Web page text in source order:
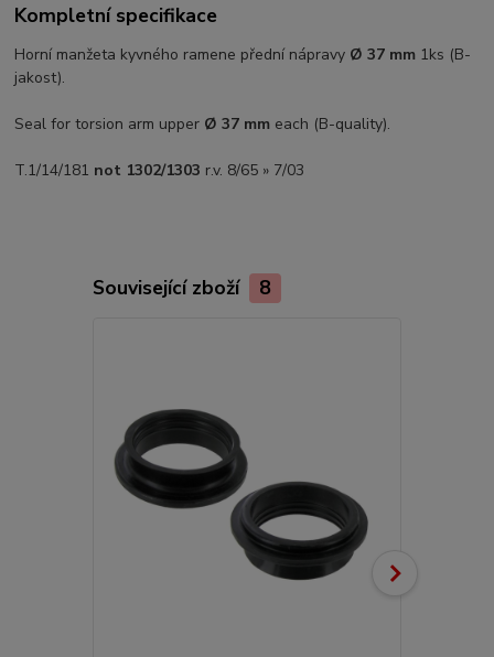
Kompletní specifikace
Horní manžeta kyvného ramene přední nápravy Ø 37 mm 1ks (B-
jakost).
Seal for torsion arm upper Ø 37 mm each (B-quality).
T.1/14/181 not 1302/1303 r.v. 8/65 » 7/03
Související zboží 8